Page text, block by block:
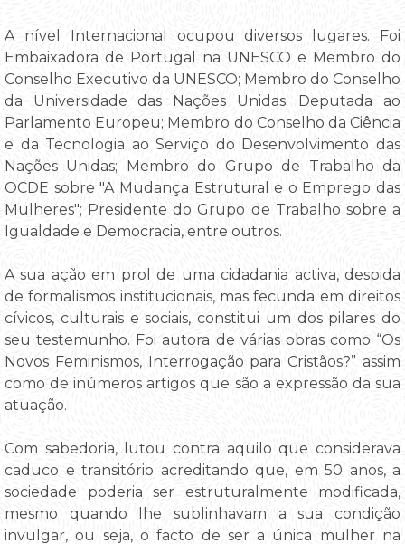
A nível Internacional ocupou diversos lugares. Foi
Embaixadora de Portugal na UNESCO e Membro do
Conselho Executivo da UNESCO; Membro do Conselho
da Universidade das Nações Unidas; Deputada ao
Parlamento Europeu; Membro do Conselho da Ciência
e da Tecnologia ao Serviço do Desenvolvimento das
Nações Unidas; Membro do Grupo de Trabalho da
OCDE sobre "A Mudança Estrutural e o Emprego das
Mulheres"; Presidente do Grupo de Trabalho sobre a
Igualdade e Democracia, entre outros.
A sua ação em prol de uma cidadania activa, despida
de formalismos institucionais, mas fecunda em direitos
cívicos, culturais e sociais, constitui um dos pilares do
seu testemunho. Foi autora de várias obras como “Os
Novos Feminismos, Interrogação para Cristãos?” assim
como de inúmeros artigos que são a expressão da sua
atuação.
Com sabedoria, lutou contra aquilo que considerava
caduco e transitório acreditando que, em 50 anos, a
sociedade poderia ser estruturalmente modificada,
mesmo quando lhe sublinhavam a sua condição
invulgar, ou seja, o facto de ser a única mulher na